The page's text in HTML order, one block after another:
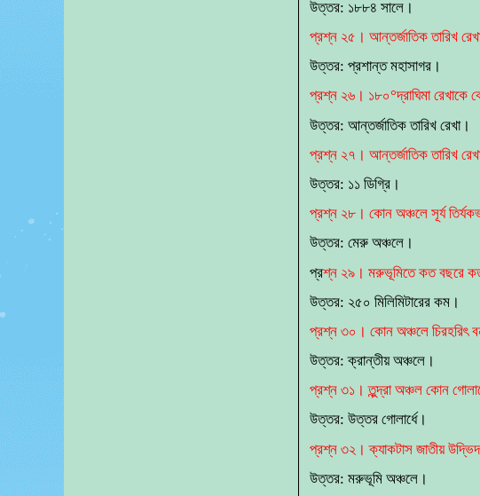
উত্তর: ১৮৮৪ সালে।
প্রশ্ন ২৫। আন্তর্জাতিক তারিখ
উত্তর: প্রশান্ত মহাসাগর।
প্রশ্ন ২৬। ১৮০°দ্রাঘিমা রেখাকে
উত্তর: আন্তর্জাতিক তারিখ রেখা।
প্রশ্ন ২৭। আন্তর্জাতিক তারিখ
উত্তর: ১১ ডিগ্রি।
প্রশ্ন ২৮। কোন অঞ্চলে সূর্য
উত্তর: মেরু অঞ্চলে।
প্রশ্ন ২৯। মরুভূমিতে কত বছরে কত
উত্তর: ২৫০ মিলিমিটারের কম।
প্রশ্ন ৩০। কোন অঞ্চলে চিরহরিৎ
উত্তর: ক্রান্তীয় অঞ্চলে।
প্রশ্ন ৩১। তুন্দ্রা অঞ্চল কোন
উত্তর: উত্তর গোলার্ধে।
প্রশ্ন ৩২। ক্যাকটাস জাতীয় উদ্ভিদ
উত্তর: মরুভূমি অঞ্চলে।